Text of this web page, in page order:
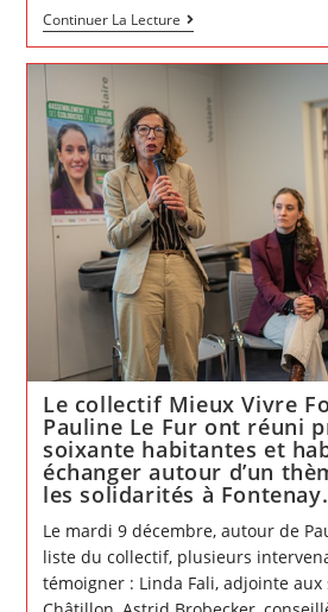
Continuer La Lecture Pauline
Le
Fur
et
du
collectif
Vivre
Fontenay
ont
le
plaisir
de
vous
inviter
à
la
soirée
de
présentation
des
vœux
2026
le
mardi
13
janvier
à
20h
la
salle
de
l’Église.
Le collectif Mieux Vivre
Pauline Le Fur ont réuni
soixante habitantes et
échanger autour d’un
les solidarités à Fontenay.
Le mardi 9 décembre, autour de
liste du collectif, plusieurs
témoigner : Linda Fali, adjointe